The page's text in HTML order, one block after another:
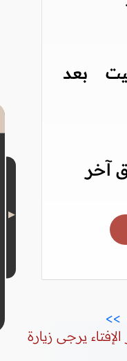
بعد
آخر
>>
يرجى زيارة